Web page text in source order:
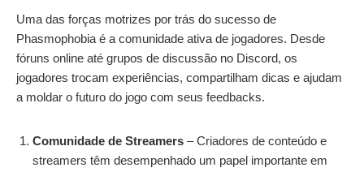
Uma das forças motrizes por trás do sucesso de
Phasmophobia é a comunidade ativa de jogadores. Desde
fóruns online até grupos de discussão no Discord, os
jogadores trocam experiências, compartilham dicas e ajudam
a moldar o futuro do jogo com seus feedbacks.
Comunidade de Streamers – Criadores de conteúdo e
streamers têm desempenhado um papel importante em